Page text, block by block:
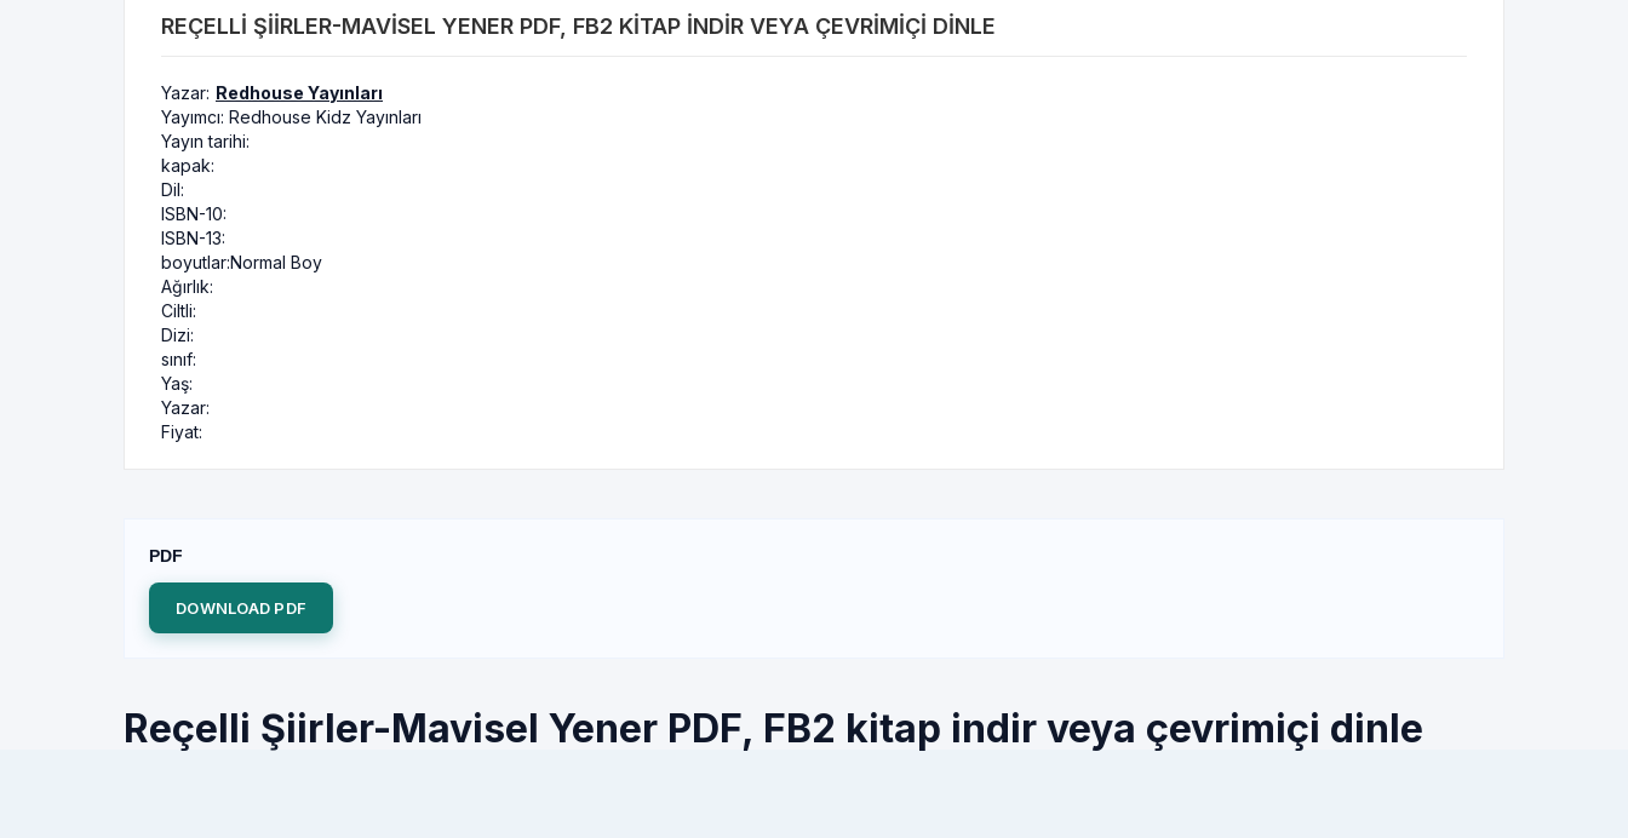
REÇELLI ŞIIRLER-MAVISEL YENER PDF, FB2 KITAP INDIR VEYA ÇEVRIMIÇI DINLE
Yazar: Redhouse Yayınları
Yayımcı: Redhouse Kidz Yayınları
Yayın tarihi:
kapak:
Dil:
ISBN-10:
ISBN-13:
boyutlar:Normal Boy
Ağırlık:
Ciltli:
Dizi:
sınıf:
Yaş:
Yazar:
Fiyat:
PDF
DOWNLOAD PDF
Reçelli Şiirler-Mavisel Yener PDF, FB2 kitap indir veya çevrimiçi dinle